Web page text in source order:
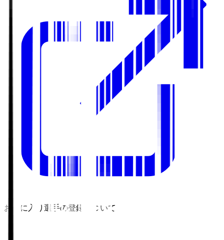
お気に入り選手の登録について